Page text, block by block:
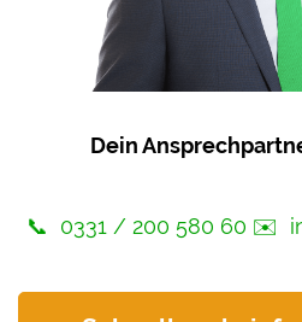
Dein
📞 0331 / 200 580 60 ✉️